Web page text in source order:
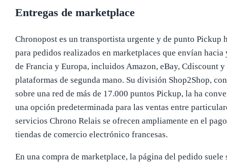
Entregas de marketplace
Chronopost es un transportista urgente y de punto Pickup
para pedidos realizados en marketplaces que envían hacia
de Francia y Europa, incluidos Amazon, eBay, Cdiscount y
plataformas de segunda mano. Su división Shop2Shop,
sobre una red de más de 17.000 puntos Pickup, la ha
una opción predeterminada para las ventas entre
servicios Chrono Relais se ofrecen ampliamente en el
tiendas de comercio electrónico francesas.
En una compra de marketplace, la página del pedido suele